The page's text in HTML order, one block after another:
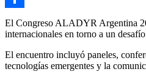
Compartir
El Congreso ALADYR Argentina
internacionales en torno a un
El encuentro incluyó paneles,
tecnologías emergentes y la